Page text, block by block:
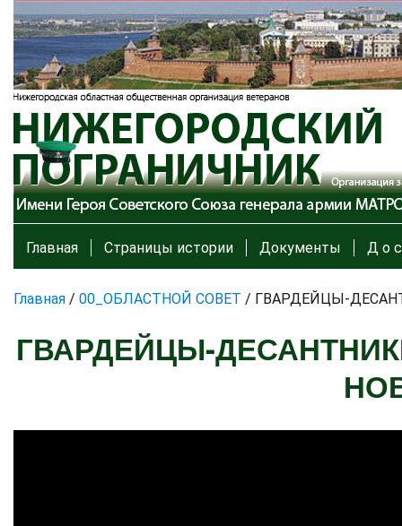
Главная Страницы истории Документы Д о с
Главная / 00_ОБЛАСТНОЙ СОВЕТ / ГВАРДЕЙЦЫ-
ГВАРДЕЙЦЫ-